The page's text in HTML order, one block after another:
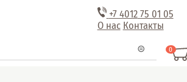
+7 401275 01 05
О нас Контакты
0